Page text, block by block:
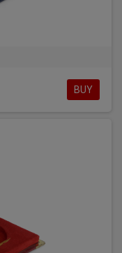
BUY